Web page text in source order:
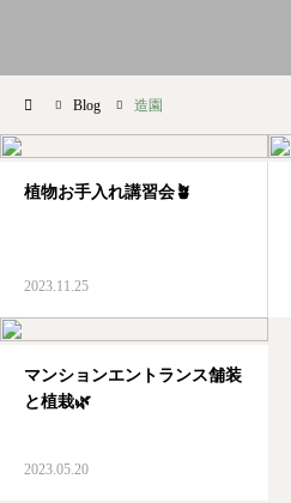
Blog 造園
植物お手入れ講習会🪴
2023.11.25
マンションエントランス舗装
と植栽🌿
2023.05.20
よくある質問